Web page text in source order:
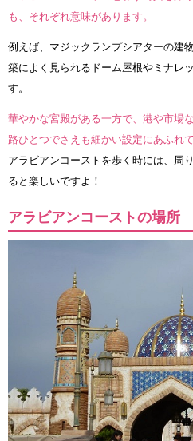
も、それぞれ意味があります。
例えば、マジックランプシアターの建
築によく見られるドーム屋根やミナレ
す。
華やかな宮殿がある一方で、港や市場
路ひとつでさえも細かい設定にあふれて
アラビアンコーストを歩く時には、周
ると楽しいですよ！
アラビアンコーストの場所